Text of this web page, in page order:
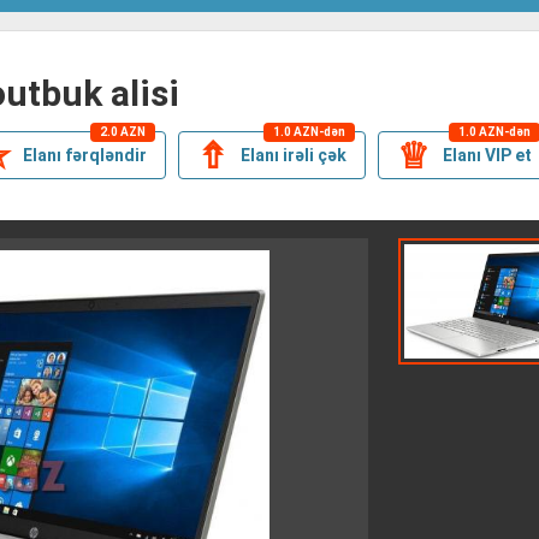
alisi
Elanı fərqləndir
2.0 AZN
⇮ Elanı irəli çək
1.0 AZN-dən
♕ Elanı VIP et
1.0 AZN-dən